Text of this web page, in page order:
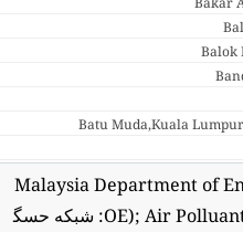
Batu Muda,Kuala
Malaysia Department of
OE); Air Polluant Index Management System: شبکه حسگ